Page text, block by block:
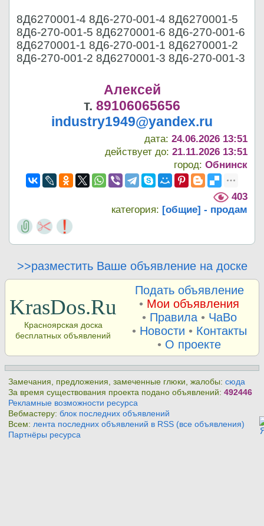
8Д6270001-4 8Д6-270-001-4 8Д6270001-5
8Д6-270-001-5 8Д6270001-6 8Д6-270-001-6
8Д6270001-1 8Д6-270-001-1 8Д6270001-2
8Д6-270-001-2 8Д6270001-3 8Д6-270-001-3
Алексей
т. 89106065656
industry1949@yandex.ru
дата:24.06.2026 13:51
действует до:21.11.2026 13:51
город:Обнинск
403
категория: [общие] - продам
>>разместить Ваше объявление на доске
KrasDos.Ru
Красноярская доска
бесплатных объявлений
Подать объявление
• Мои объявления
• Правила• ЧаВо
• Новости • Контакты
• О проекте
Замечания, предложения, замеченные глюки, жалобы:сюда
За время существования проекта подано объявлений:492446
Рекламные возможности ресурса
Вебмастеру:блок последних объявлений
Всем: лента последних объявлений в RSS (все объявления)
Партнёры ресурса